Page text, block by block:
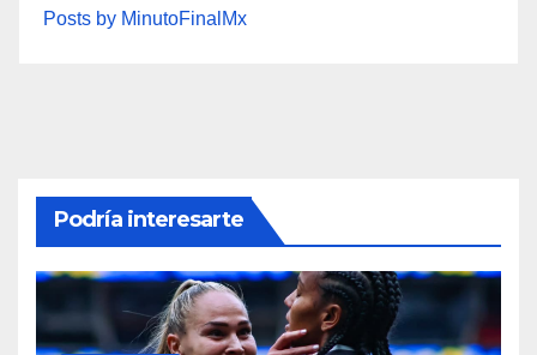
Posts by MinutoFinalMx
Podría interesarte